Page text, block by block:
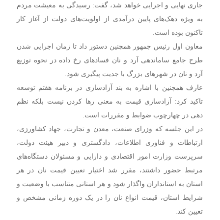
جاری نهایی و اجرایی خواهد شد، گفت: رسیدگی به معیشت مردم
به ویژه دهک‌های پایین درآمدی از اولویت‌های دولت از آغاز کار
تاکنون بوده است.
معاون اول رئیس جمهور همچنین دستور داد تا زمان اجرایی شدن
طرح جامع ساماندهی آرد و نان فساد‌های رخ داده در نحوه توزیع
آرد و نان در شهر‌های بزرگ با جدیت پیگیری شود.
عارف همچنین با اشاره به بند آزادسازی در برنامه هفتم توسعه
تاکید کرد: آزادسازی قیمت به معنی رها کردن نیست بلکه نظم
دهی در چهارچوب ضوابط و مقررات است.
در این جلسه که وزرای صنعت، معدن و تجارت، جهاد کشاورزی،
ارتباطات و فناوری اطلاعات، دادگستری و دبیر هیئت دولت،
سرپرست وزارت امور اقتصادی و دارایی و مسئولان دستگاه‌های
مرتبط حضور داشتند، مقرر شد اختیار تعیین قیمت نان در هر
استان به استانداران واگذار شود و هر استانی متناسب با وضعیت و
شرایط استان، قیمت انواع نان را در یک دوره زمانی مشخص و
تعیین کند.